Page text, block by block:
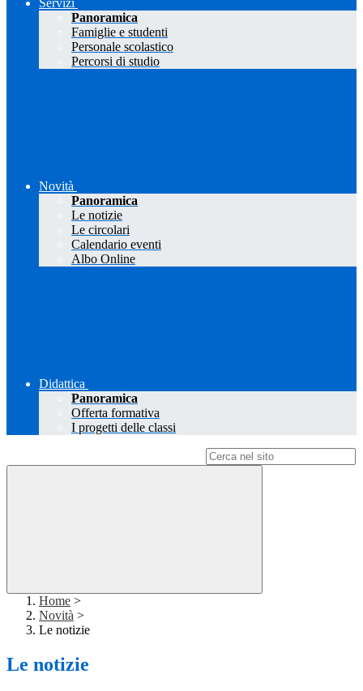
Servizi
Panoramica
Famiglie e studenti
Personale scolastico
Percorsi di studio
Novità
Panoramica
Le notizie
Le circolari
Calendario eventi
Albo Online
Didattica
Panoramica
Offerta formativa
I progetti delle classi
Home >
Novità >
Le notizie
Le notizie